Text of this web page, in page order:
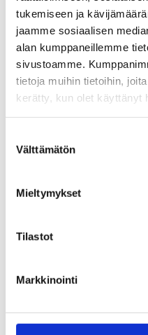
tukemiseen ja
jaamme sosiaalisen
alan kumppaneillemme
sivustoamme.
tietoja muihin tietoihin,
kerätty, kun olet käyttänyt
valinta
Välttämätön
Mieltymykset
Tilastot
Markkinointi
Päihdetyön suunnittelija
Suomen Punainen Risti
020 701 2129
www.ehyt.fi/ept-viikko
Katso myös